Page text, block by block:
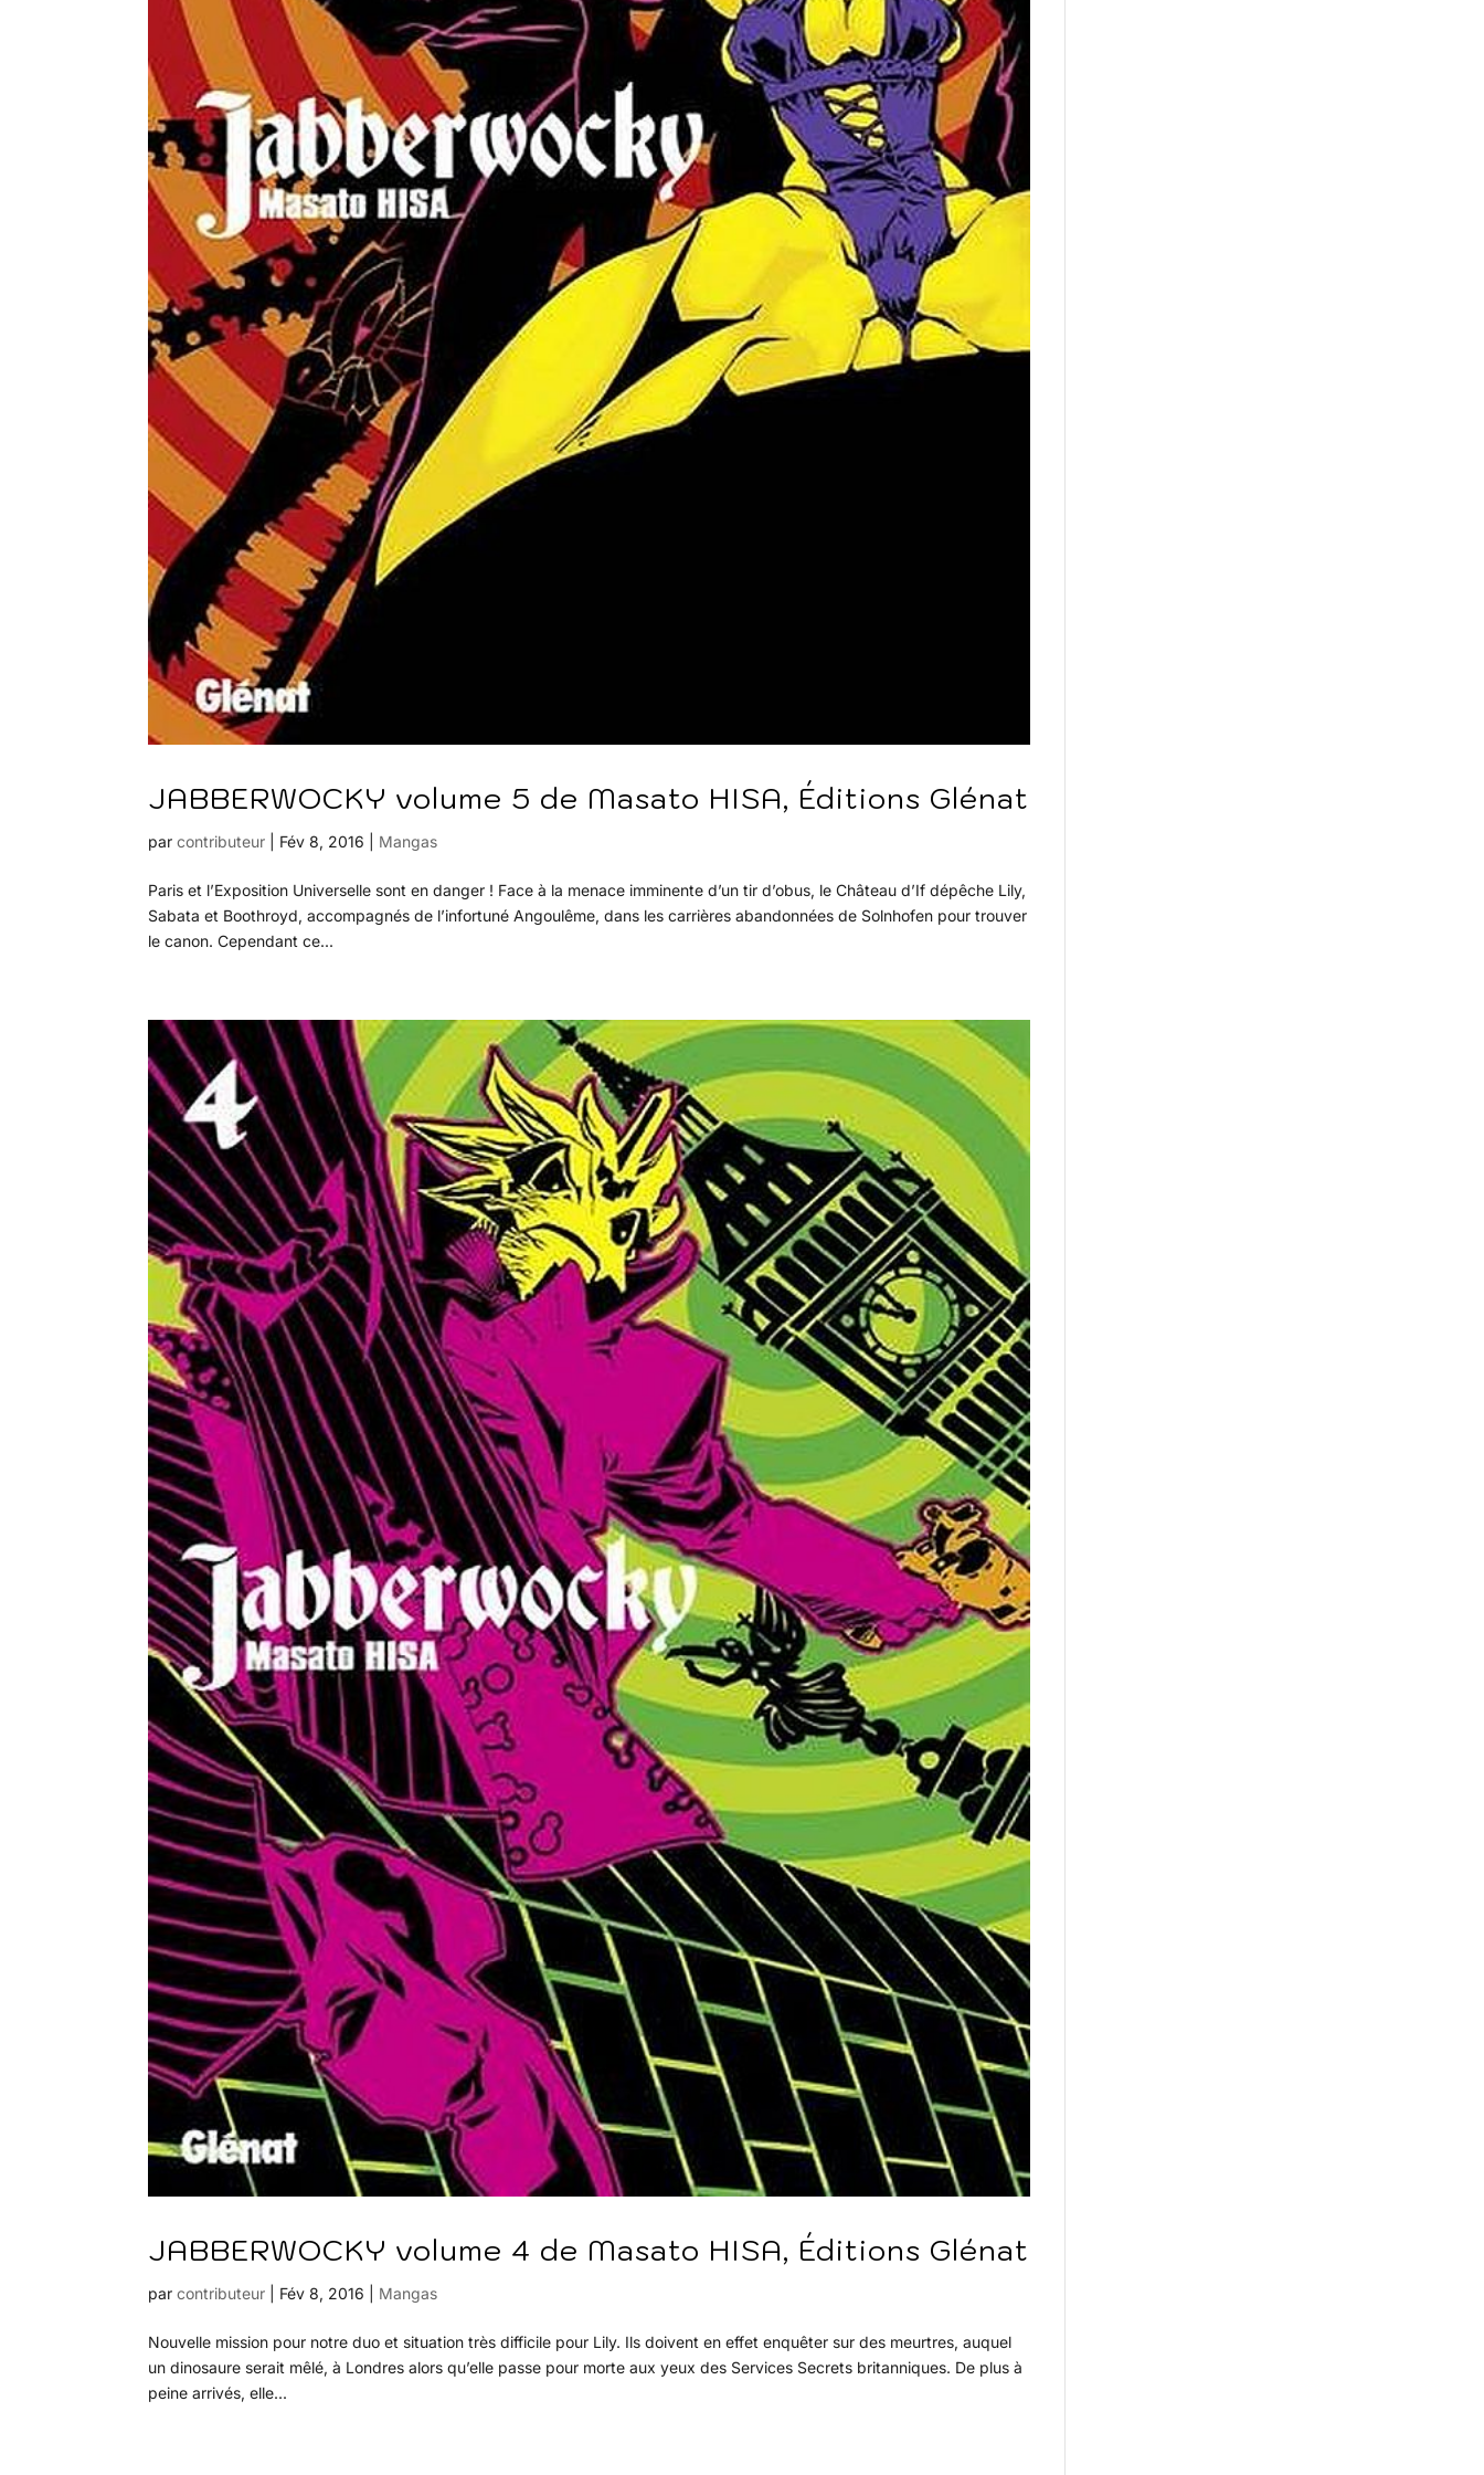
JABBERWOCKY volume 5 de Masato HISA, Éditions Glénat
parcontributeur Fév 8, 2016 Mangas
Paris et l’Exposition Universelle sont en danger ! Face à la menace imminente d’un tir d’obus, le Château d’If dépêche Lily,
Sabata et Boothroyd, accompagnés de l’infortuné Angoulême, dans les carrières abandonnées de Solnhofen pour trouver
le canon. Cependant ce...
JABBERWOCKY volume 4 de Masato HISA, Éditions Glénat
parcontributeur Fév 8, 2016 Mangas
Nouvelle mission pour notre duo et situation très difficile pour Lily. Ils doivent en effet enquêter sur des meurtres, auquel
un dinosaure serait mêlé, à Londres alors qu’elle passe pour morte aux yeux des Services Secrets britanniques. De plus à
peine arrivés, elle...